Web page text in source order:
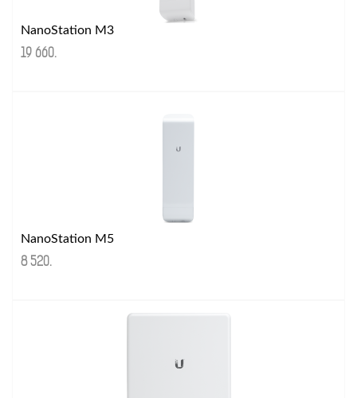
NanoStation M3
19 660.
NanoStation M5
8 520.